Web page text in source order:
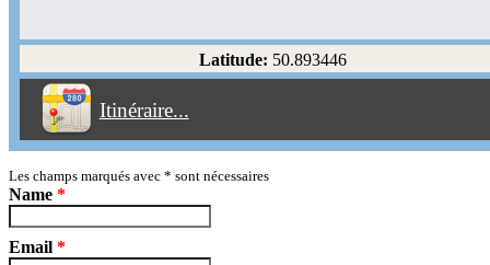
Latitude: 50.893446
Itinéraire...
Éviter les autoroutes
Éviter les péages
Partir! Reset
Les champs marqués avec * sont nécessaires
Name *
Email *